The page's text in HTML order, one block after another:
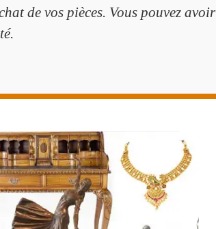
de vos pièces. Vous pouvez avoir